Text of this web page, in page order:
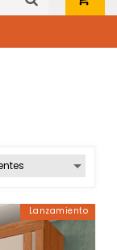
Lanzamiento